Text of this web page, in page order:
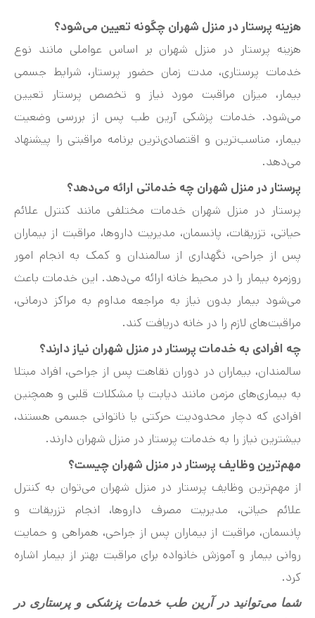
هزینه پرستار در منزل شهران چگونه تعیین می‌شود؟
هزینه پرستار در منزل شهران بر اساس عواملی مانند نوع
خدمات پرستاری، مدت زمان حضور پرستار، شرایط جسمی
بیمار، میزان مراقبت مورد نیاز و تخصص پرستار تعیین
می‌شود. خدمات پزشکی آرین طب پس از بررسی وضعیت
بیمار، مناسب‌ترین و اقتصادی‌ترین برنامه مراقبتی را پیشنهاد
می‌دهد.
پرستار در منزل شهران چه خدماتی ارائه می‌دهد؟
پرستار در منزل شهران خدمات مختلفی مانند کنترل علائم
حیاتی، تزریقات، پانسمان، مدیریت داروها، مراقبت از بیماران
پس از جراحی، نگهداری از سالمندان و کمک به انجام امور
روزمره بیمار را در محیط خانه ارائه می‌دهد. این خدمات باعث
می‌شود بیمار بدون نیاز به مراجعه مداوم به مراکز درمانی،
مراقبت‌های لازم را در خانه دریافت کند.
چه افرادی به خدمات پرستار در منزل شهران نیاز دارند؟
سالمندان، بیماران در دوران نقاهت پس از جراحی، افراد مبتلا
به بیماری‌های مزمن مانند دیابت یا مشکلات قلبی و همچنین
افرادی که دچار محدودیت حرکتی یا ناتوانی جسمی هستند،
بیشترین نیاز را به خدمات پرستار در منزل شهران دارند.
مهم‌ترین وظایف پرستار در منزل شهران چیست؟
از مهم‌ترین وظایف پرستار در منزل شهران می‌توان به کنترل
علائم حیاتی، مدیریت مصرف داروها، انجام تزریقات و
پانسمان، مراقبت از بیماران پس از جراحی، همراهی و حمایت
روانی بیمار و آموزش خانواده برای مراقبت بهتر از بیمار اشاره
کرد.
شما می‌توانید در آرین طب خدمات پزشکی و پرستاری در